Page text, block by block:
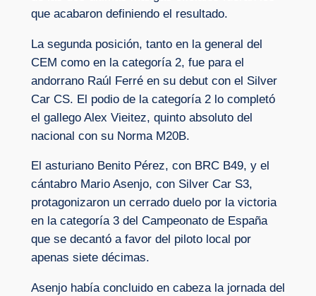
que acabaron definiendo el resultado.
La segunda posición, tanto en la general del
CEM como en la categoría 2, fue para el
andorrano Raúl Ferré en su debut con el Silver
Car CS. El podio de la categoría 2 lo completó
el gallego Alex Vieitez, quinto absoluto del
nacional con su Norma M20B.
El asturiano Benito Pérez, con BRC B49, y el
cántabro Mario Asenjo, con Silver Car S3,
protagonizaron un cerrado duelo por la victoria
en la categoría 3 del Campeonato de España
que se decantó a favor del piloto local por
apenas siete décimas.
Asenjo había concluido en cabeza la jornada del